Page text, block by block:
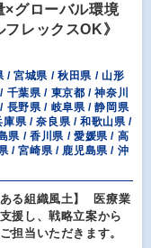
×グローバル環境
レックスOK》
/ 宮城県 / 秋田県 / 山形
葉県 / 東京都 / 神奈川
長野県 / 岐阜県 / 静岡県
県 / 奈良県 / 和歌山県 /
県 / 香川県 / 愛媛県 / 高
/ 宮崎県 / 鹿児島県 / 沖
ある組織風土】 医療業
援し、戦略立案から
担当いただきます。